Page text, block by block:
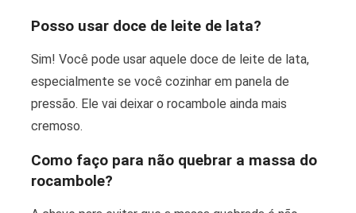
Posso usar doce de leite de lata?
Sim! Você pode usar aquele doce de leite de lata,
especialmente se você cozinhar em panela de
pressão. Ele vai deixar o rocambole ainda mais
cremoso.
Como faço para não quebrar a massa do
rocambole?